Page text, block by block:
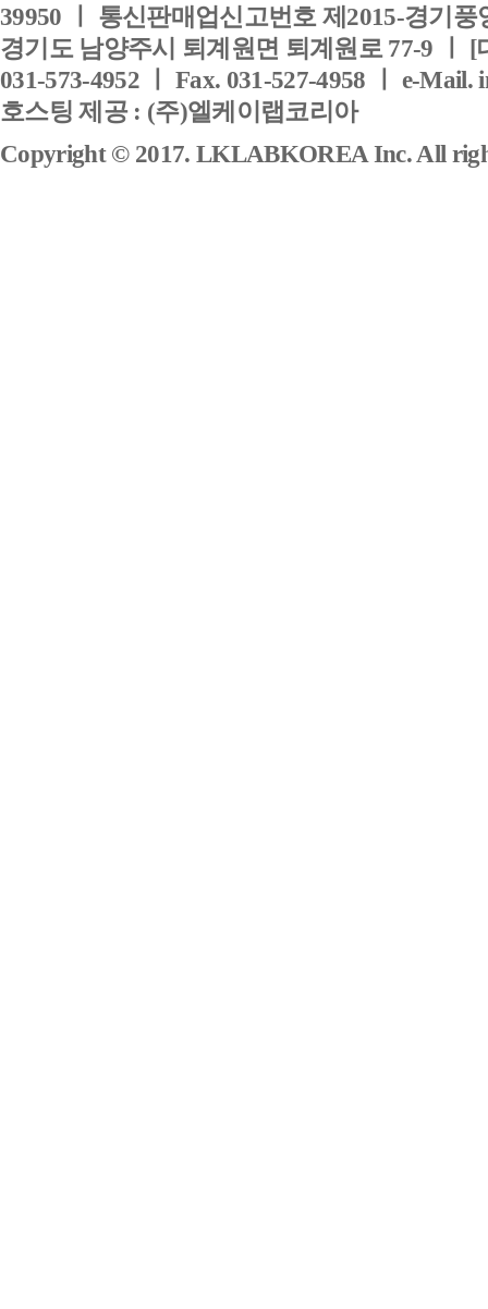
39950 ㅣ 통신판매업신고번호 제2015-경기풍
경기도 남양주시 퇴계원면 퇴계원로 77-9 ㅣ
031-573-4952 ㅣ Fax. 031-527-4958 ㅣ e-Mail.
호스팅 제공 : (주)엘케이랩코리아
Copyright © 2017. LKLABKOREA Inc. All